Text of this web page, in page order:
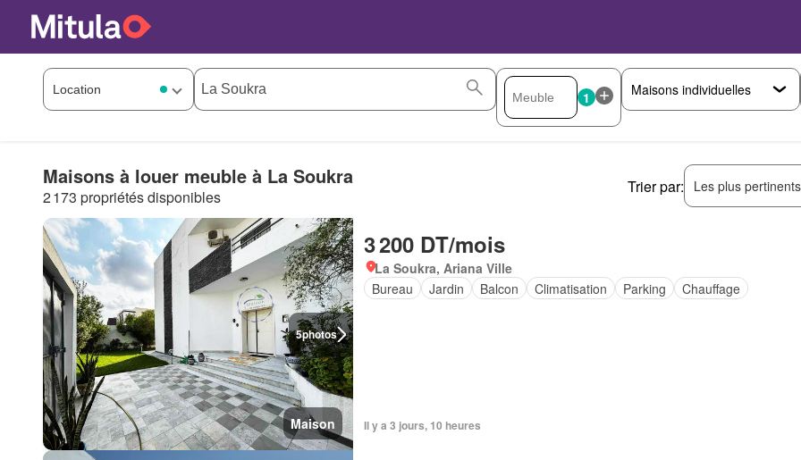
1
Maisons à louer meuble à La Soukra
2 173 propriétés disponibles
Trier par: Les plus
5photos
Maison
3 200 DT/mois
La Soukra, Ariana Ville
Bureau
Jardin Balcon Climatisation Parking Chauffage
Il y a 3 jours, 10 heures